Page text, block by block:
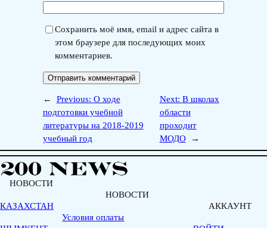
Сохранить моё имя, email и адрес сайта в
этом браузере для последующих моих
комментариев.
← Previous: О ходе
подготовки учебной
литературы на 2018-2019
учебный год
Next: В школах
области
проходит
МОДО
→
НОВОСТИ
КАЗАХСТАН
НОВОСТИ
Условия оплаты
АККАУНТ